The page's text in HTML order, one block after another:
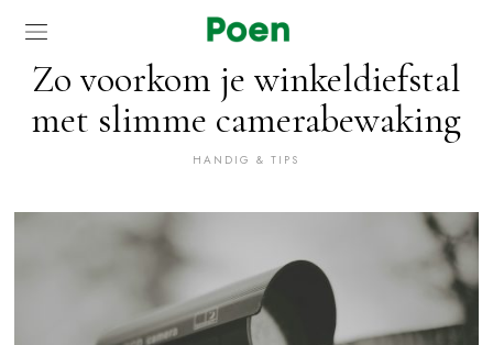
Zo voorkom je winkeldiefstal
met slimme camerabewaking
HANDIG & TIPS